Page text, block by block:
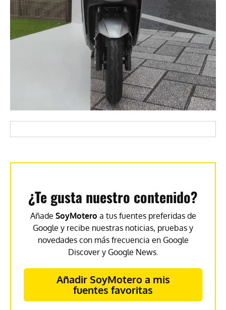
¿Te gusta nuestro contenido?
Añade SoyMotero a tus fuentes preferidas de
Google y recibe nuestras noticias, pruebas y
novedades con más frecuencia en Google
Discover y Google News.
Añadir SoyMotero a mis
fuentes favoritas